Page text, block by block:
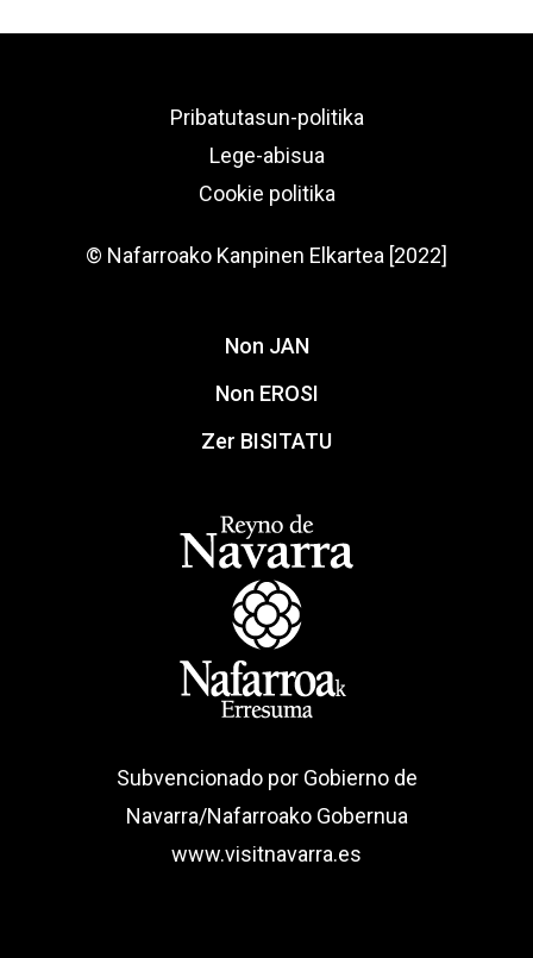
Pribatutasun-politika
Lege-abisua
Cookie politika
© Nafarroako Kanpinen Elkartea [2022]
Non JAN
Non EROSI
Zer BISITATU
Subvencionado por Gobierno de
Navarra/Nafarroako Gobernua
www.visitnavarra.es